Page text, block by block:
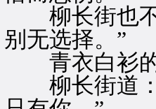
柳长街也不
别无选择。”
青衣白衫的
柳长街道：“